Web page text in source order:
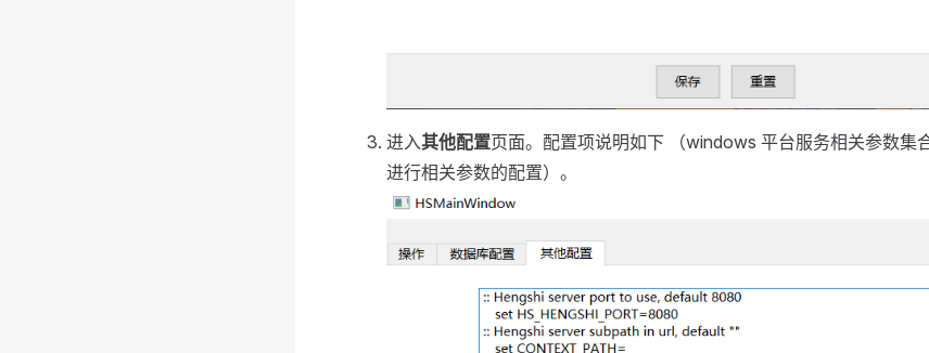
进入其他配置页面。配置项说明如下 （windows 平台服务相关参数集
进行相关参数的配置）。